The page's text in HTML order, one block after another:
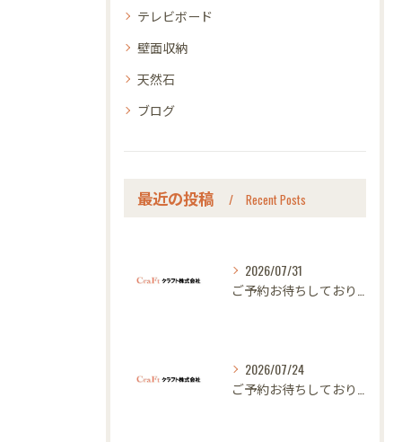
テレビボード
壁面収納
天然石
ブログ
最近の投稿 Recent Posts
2026/07/31
2026/07/24